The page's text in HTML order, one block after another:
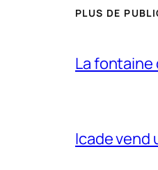
PLUS DE
La fontaine
Icade vend